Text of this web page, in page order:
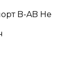
B-AB Не